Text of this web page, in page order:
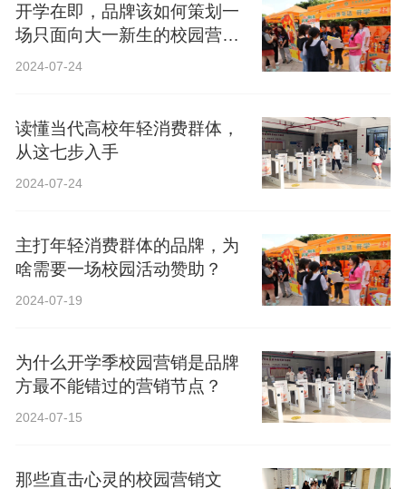
开学在即，品牌该如何策划一
场只面向大一新生的校园营
销？
2024-07-24
读懂当代高校年轻消费群体，
从这七步入手
2024-07-24
主打年轻消费群体的品牌，为
啥需要一场校园活动赞助？
2024-07-19
为什么开学季校园营销是品牌
方最不能错过的营销节点？
2024-07-15
那些直击心灵的校园营销文